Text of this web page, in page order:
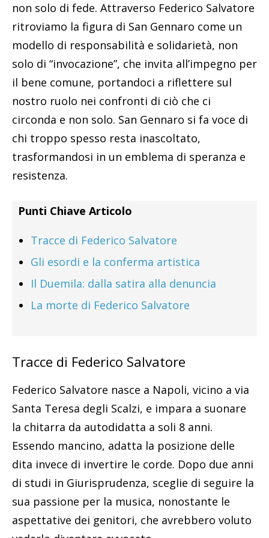
non solo di fede. Attraverso Federico Salvatore
ritroviamo la figura di San Gennaro come un
modello di responsabilità e solidarietà, non
solo di “invocazione”, che invita all’impegno per
il bene comune, portandoci a riflettere sul
nostro ruolo nei confronti di ciò che ci
circonda e non solo. San Gennaro si fa voce di
chi troppo spesso resta inascoltato,
trasformandosi in un emblema di speranza e
resistenza.
Punti Chiave Articolo
Tracce di Federico Salvatore
Gli esordi e la conferma artistica
Il Duemila: dalla satira alla denuncia
La morte di Federico Salvatore
Tracce di Federico Salvatore
Federico Salvatore nasce a Napoli, vicino a via
Santa Teresa degli Scalzi, e impara a suonare
la chitarra da autodidatta a soli 8 anni.
Essendo mancino, adatta la posizione delle
dita invece di invertire le corde. Dopo due anni
di studi in Giurisprudenza, sceglie di seguire la
sua passione per la musica, nonostante le
aspettative dei genitori, che avrebbero voluto